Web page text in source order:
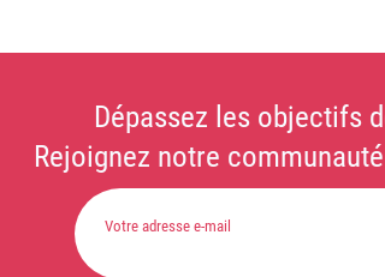
Dépassez les objectifs
Rejoignez notre